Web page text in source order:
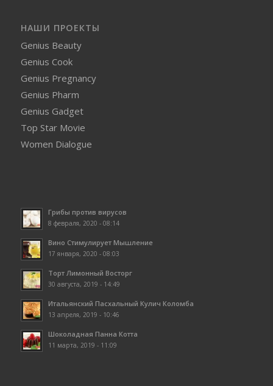
НАШИ ПРОЕКТЫ
Genius Beauty
Genius Cook
Genius Pregnancy
Genius Pharm
Genius Gadget
Top Star Movie
Women Dialogue
Грибы против вирусов
8 февраля, 2020 - 08:14
Вино Стимулирует Мышление
17 января, 2020 - 08:03
Торт Лимонный Восторг
30 августа, 2019 - 14:49
Итальянский Пасхальный Кулич Коломба
13 апреля, 2019 - 10:46
Шоколадная Панна Котта
11 марта, 2019 - 11:09